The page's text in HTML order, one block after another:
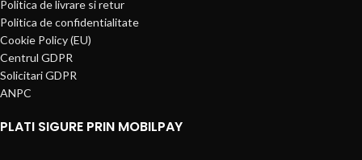
Politica de livrare si retur
Politica de confidentialitate
Cookie Policy (EU)
Centrul GDPR
Solicitari GDPR
ANPC
PLATI SIGURE PRIN MOBILPAY